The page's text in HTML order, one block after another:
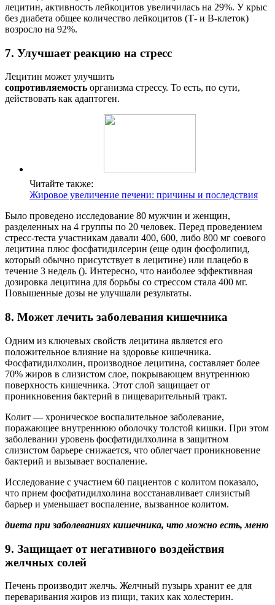
лецитин, активность лейкоцитов увеличилась на 29%. У крыс
без диабета общее количество лейкоцитов (Т- и В-клеток)
возросло на 92%.
7. Улучшает реакцию на стресс
Лецитин может улучшить
сопротивляемость организма стрессу. То есть, по сути,
действовать как адаптоген.
Читайте также:
Жировое увеличение печени: причины и последствия
Было проведено исследование 80 мужчин и женщин,
разделенных на 4 группы по 20 человек. Перед проведением
стресс-теста участникам давали 400, 600, либо 800 мг соевого
лецитина плюс фосфатидилсерин (еще один фосфолипид,
который обычно присутствует в лецитине) или плацебо в
течение 3 недель (). Интересно, что наиболее эффективная
дозировка лецитина для борьбы со стрессом стала 400 мг.
Повышенные дозы не улучшали результаты.
8. Может лечить заболевания кишечника
Одним из ключевых свойств лецитина является его
положительное влияние на здоровье кишечника.
Фосфатидилхолин, производное лецитина, составляет более
70% жиров в слизистом слое, покрывающем внутреннюю
поверхность кишечника. Этот слой защищает от
проникновения бактерий в пищеварительный тракт.
Колит — хроническое воспалительное заболевание,
поражающее внутреннюю оболочку толстой кишки. При этом
заболевании уровень фосфатидилхолина в защитном
слизистом барьере снижается, что облегчает проникновение
бактерий и вызывает воспаление.
Исследование с участием 60 пациентов с колитом показало,
что прием фосфатидилхолина восстанавливает слизистый
барьер и уменьшает воспаление, вызванное колитом.
диета при заболеваниях кишечника, что можно есть, меню
9. Защищает от негативного воздействия
желчных солей
Печень производит желчь. Желчный пузырь хранит ее для
переваривания жиров из пищи, таких как холестерин.